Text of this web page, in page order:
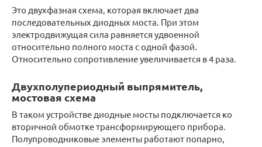
Это двухфазная схема, которая включает два
последовательных диодных моста. При этом
электродвижущая сила равняется удвоенной
относительно полного моста с одной фазой.
Относительно сопротивление увеличивается в 4 раза.
Двухполупериодный выпрямитель,
мостовая схема
В таком устройстве диодные мосты подключается ко
вторичной обмотке трансформирующего прибора.
Полупроводниковые элементы работают попарно,